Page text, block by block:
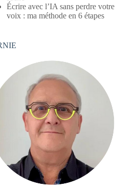
Écrire avec l’IA sans perdre votre
voix : ma méthode en 6 étapes